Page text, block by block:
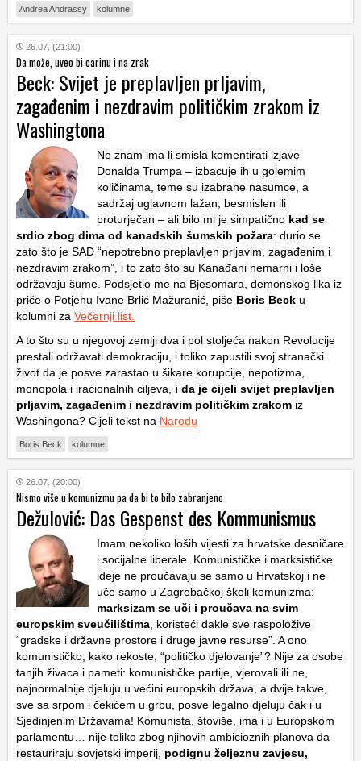
Andrea Andrassy kolumne
26.07. (21:00)
Da može, uveo bi carinu i na zrak
Beck: Svijet je preplavljen prljavim,
zagađenim i nezdravim političkim zrakom iz
Washingtona
Ne znam ima li smisla komentirati izjave
Donalda Trumpa – izbacuje ih u golemim
količinama, teme su izabrane nasumce, a
sadržaj uglavnom lažan, besmislen ili
proturječan – ali bilo mi je simpatično kad se
srdio zbog dima od kanadskih šumskih požara: durio se
zato što je SAD “nepotrebno preplavljen prljavim, zagađenim i
nezdravim zrakom”, i to zato što su Kanađani nemarni i loše
održavaju šume. Podsjetio me na Bjesomara, demonskog lika iz
priče o Potjehu Ivane Brlić Mažuranić, piše Boris Beck u
kolumni za Večernji list.
A to što su u njegovoj zemlji dva i pol stoljeća nakon Revolucije
prestali održavati demokraciju, i toliko zapustili svoj stranački
život da je posve zarastao u šikare korupcije, nepotizma,
monopola i iracionalnih ciljeva, i da je cijeli svijet preplavljen
prljavim, zagađenim i nezdravim političkim zrakom iz
Washingona? Cijeli tekst na Narodu
Boris Beck kolumne
26.07. (20:00)
Nismo više u komunizmu pa da bi to bilo zabranjeno
Dežulović: Das Gespenst des Kommunismus
Imam nekoliko loših vijesti za hrvatske desničare
i socijalne liberale. Komunističke i marksističke
ideje ne proučavaju se samo u Hrvatskoj i ne
uče samo u Zagrebačkoj školi komunizma:
marksizam se uči i proučava na svim
europskim sveučilištima , koristeći dakle sve raspoložive
“gradske i državne prostore i druge javne resurse”. A ono
komunističko, kako rekoste, “političko djelovanje”? Nije za osobe
tanjih živaca i pameti: komunističke partije, vjerovali ili ne,
najnormalnije djeluju u većini europskih država, a dvije takve,
sve sa srpom i čekićem u grbu, posve legalno djeluju čak i u
Sjedinjenim Državama! Komunista, štoviše, ima i u Europskom
parlamentu… nije toliko zbog njihovih ambicioznih planova da
restauriraju sovjetski imperij, podignu željeznu zavjesu,